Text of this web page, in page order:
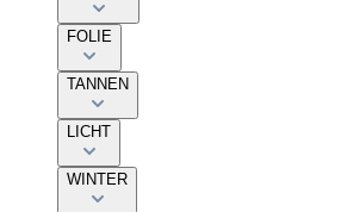
FOLIE
TANNEN
LICHT
WINTER